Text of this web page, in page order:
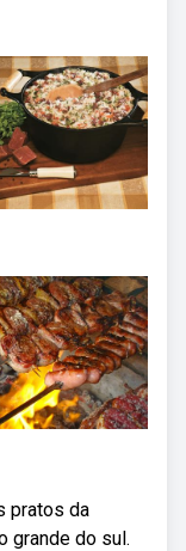
pratos da
grande do sul.